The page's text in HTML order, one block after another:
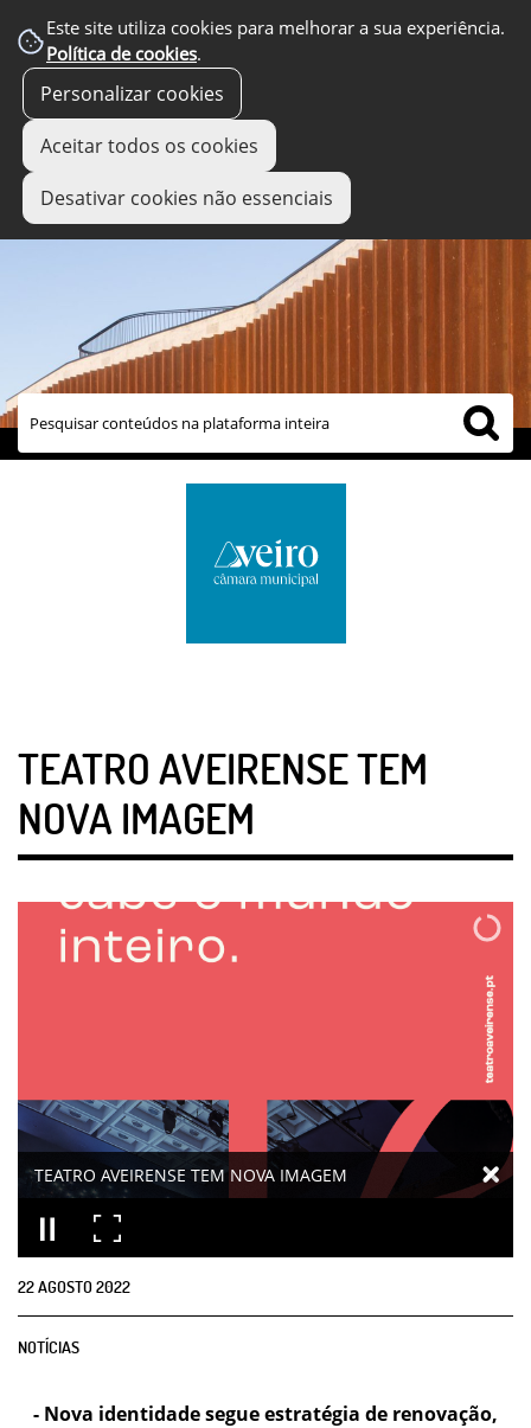
Este site utiliza cookies para melhorar a sua experiência.
Política de cookies.
Personalizar cookies
Aceitar todos os cookies
Desativar cookies não essenciais
links úteis
TEATRO AVEIRENSE TEM
NOVA IMAGEM
TEATRO AVEIRENSE TEM NOVA IMAGEM
22AGOSTO2022
NOTÍCIAS
- Nova identidade segue estratégia de renovação,